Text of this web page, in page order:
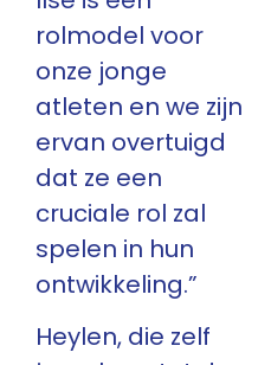
rolmodel voor
onze jonge
atleten en we zijn
ervan overtuigd
dat ze een
cruciale rol zal
spelen in hun
ontwikkeling.”
Heylen, die zelf